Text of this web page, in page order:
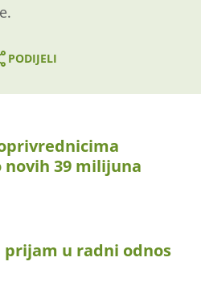
PODIJELI
39 milijuna
prijam u radni odnos